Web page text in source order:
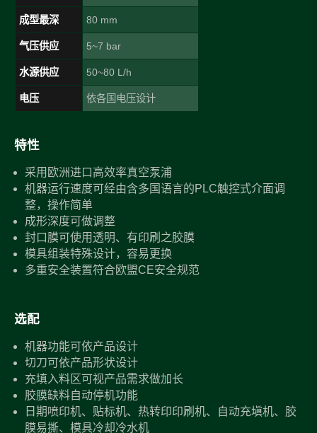
成型最深 80 mm
气压供应 5~7 bar
水源供应 50~80 L/h
电压 依各国电压设计
特性
采用欧洲进口高效率真空泵浦
机器运行速度可经由含多国语言的PLC触控式介面调
整，操作简单
成形深度可做调整
封口膜可使用透明、有印刷之胶膜
模具组装特殊设计，容易更换
多重安全装置符合欧盟CE安全规范
选配
机器功能可依产品设计
切刀可依产品形状设计
充填入料区可视产品需求做加长
胶膜缺料自动停机功能
日期喷印机、贴标机、热转印印刷机、自动充塡机、胶
膜易撕、模具冷却冷水机